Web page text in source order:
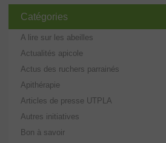
Catégories
A lire sur les abeilles
Actualités apicole
Actus des ruchers parrainés
Apithérapie
Articles de presse UTPLA
Autres initiatives
Bon à savoir